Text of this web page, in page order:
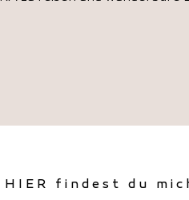
HIER findest du